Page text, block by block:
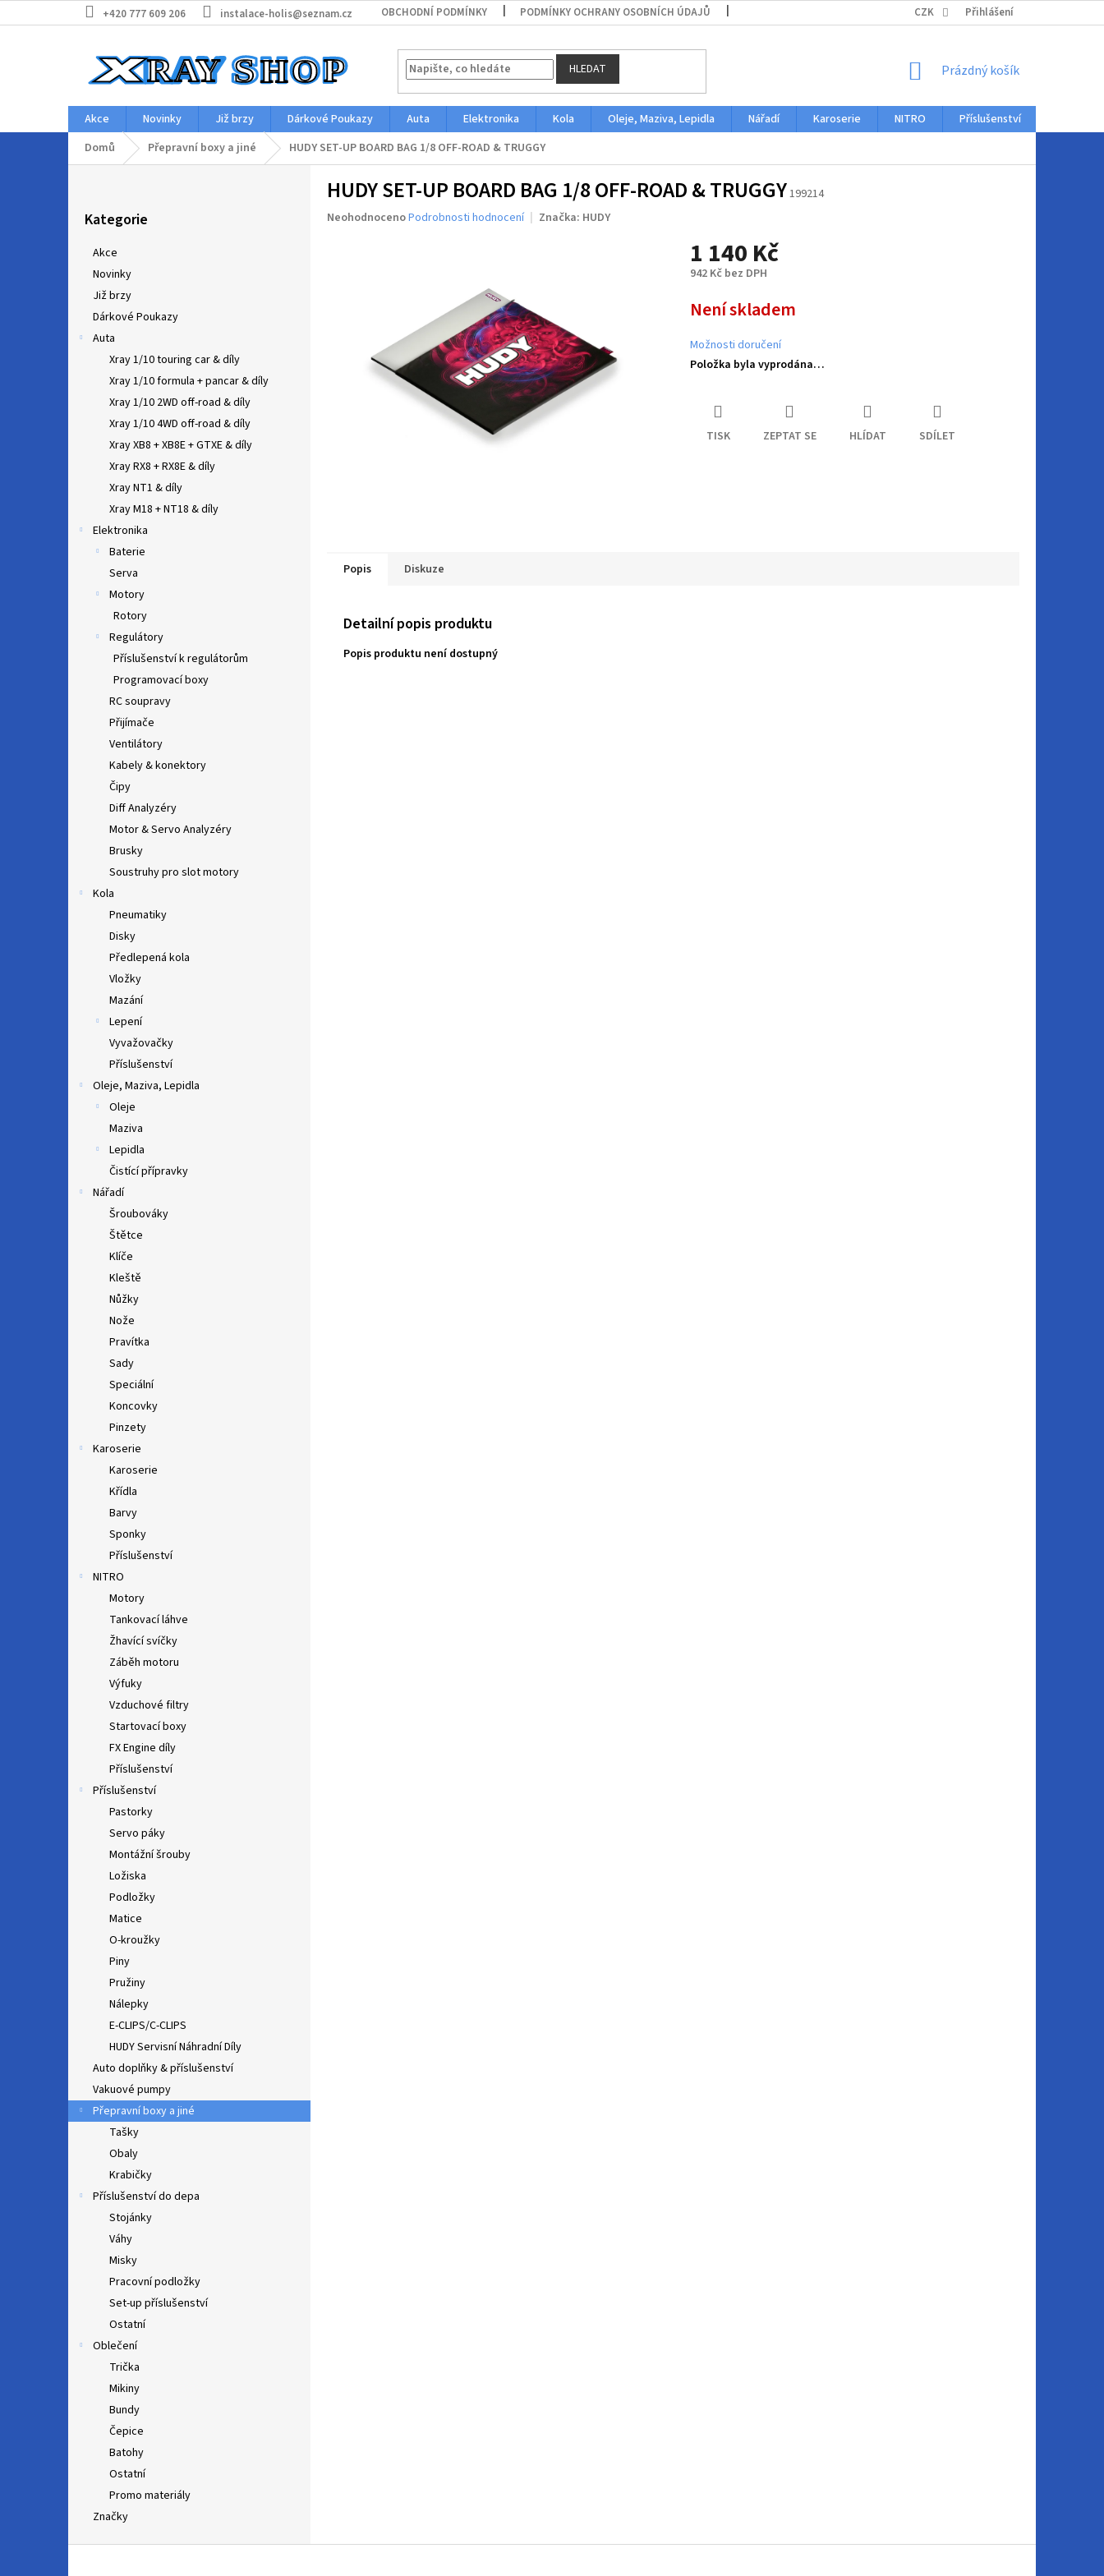
na
+420 777 609 206 instalace-holis@seznam.cz OBCHODNÍ PODMÍNKY PODMÍNKY OCHRANY OSOBNÍCH ÚDAJŮ CZK Přihlášení
HLEDAT
NÁKUPNÍ
Prázdný košík
Akce Novinky Již brzy Dárkové Poukazy Auta Elektronika Kola Oleje, Maziva, Lepidla Nářadí Karoserie NITRO Příslušenství
Domů
Přepravní boxy a jiné HUDY SET-UP BOARD BAG 1/8 OFF-ROAD & TRUGGY
kategorie
Kategorie
Akce
Novinky
Již brzy
Dárkové Poukazy
Auta
Xray 1/10 touring car & díly
Xray 1/10 formula + pancar & díly
Xray 1/10 2WD off-road & díly
Xray 1/10 4WD off-road & díly
Xray XB8 + XB8E + GTXE & díly
Xray RX8 + RX8E & díly
Xray NT1 & díly
Xray M18 + NT18 & díly
Elektronika
Baterie
Serva
Motory
Rotory
Regulátory
Příslušenství k regulátorům
Programovací boxy
RC soupravy
Přijímače
Ventilátory
Kabely & konektory
Čipy
Diff Analyzéry
Motor & Servo Analyzéry
Brusky
Soustruhy pro slot motory
Kola
Pneumatiky
Disky
Předlepená kola
Vložky
Mazání
Lepení
Vyvažovačky
Příslušenství
Oleje, Maziva, Lepidla
Oleje
Maziva
Lepidla
Čistící přípravky
Nářadí
Šroubováky
Štětce
Klíče
Kleště
Nůžky
Nože
Pravítka
Sady
Speciální
Koncovky
Pinzety
Karoserie
Karoserie
Křídla
Barvy
Sponky
Příslušenství
NITRO
Motory
Tankovací láhve
Žhavící svíčky
Záběh motoru
Výfuky
Vzduchové filtry
Startovací boxy
FX Engine díly
Příslušenství
Příslušenství
Pastorky
Servo páky
Montážní šrouby
Ložiska
Podložky
Matice
O-kroužky
Piny
Pružiny
Nálepky
E-CLIPS/C-CLIPS
HUDY Servisní Náhradní Díly
Auto doplňky & příslušenství
Vakuové pumpy
Přepravní boxy a jiné
Tašky
Obaly
Krabičky
Příslušenství do depa
Stojánky
Váhy
Misky
Pracovní podložky
Set-up příslušenství
Ostatní
Oblečení
Trička
Mikiny
Bundy
Čepice
Batohy
Ostatní
Promo materiály
Značky
HUDY SET-UP BOARD BAG 1/8 OFF-ROAD & TRUGGY199214
Průměrné
NeohodnocenoPodrobnosti hodnocení Značka: HUDY
1 140 Kč
942 Kč bez DPH
cena:
Není skladem
Možnosti doručení
Položka byla vyprodána…
TISK ZEPTAT SE HLÍDAT SDÍLET
Popis Diskuze
Detailní popis produktu
Popis produktu není dostupný